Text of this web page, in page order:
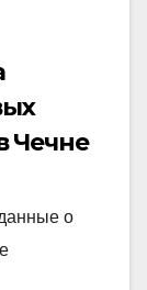
Чечне
о